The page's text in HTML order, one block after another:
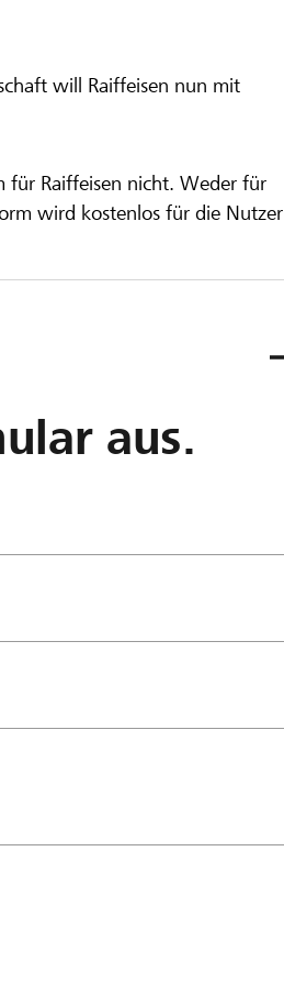
will Raiffeisen nun mit
für Raiffeisen nicht. Weder für
wird kostenlos für die Nutzer
aus.